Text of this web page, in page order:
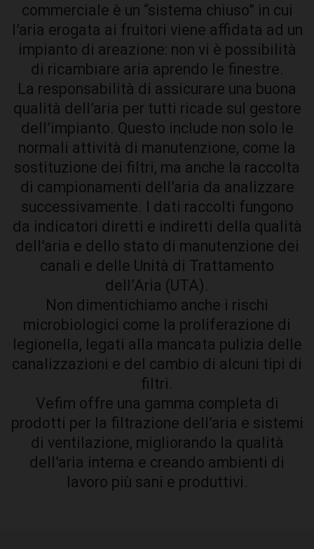
commerciale è un “sistema chiuso” in cui
l’aria erogata ai fruitori viene affidata ad un
impianto di areazione: non vi è possibilità
di ricambiare aria aprendo le finestre.
La responsabilità di assicurare una buona
qualità dell’aria per tutti ricade sul gestore
dell’impianto. Questo include non solo le
normali attività di manutenzione, come la
sostituzione dei filtri, ma anche la raccolta
di campionamenti dell’aria da analizzare
successivamente. I dati raccolti fungono
da indicatori diretti e indiretti della qualità
dell’aria e dello stato di manutenzione dei
canali e delle Unità di Trattamento
dell’Aria (UTA).
Non dimentichiamo anche i rischi
microbiologici come la proliferazione di
legionella, legati alla mancata pulizia delle
canalizzazioni e del cambio di alcuni tipi di
filtri.
Vefim offre una gamma completa di
prodotti per la filtrazione dell’aria e sistemi
di ventilazione, migliorando la qualità
dell’aria interna e creando ambienti di
lavoro più sani e produttivi.